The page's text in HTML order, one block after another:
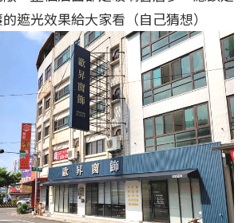
遮光效果給大家看（自己猜想）